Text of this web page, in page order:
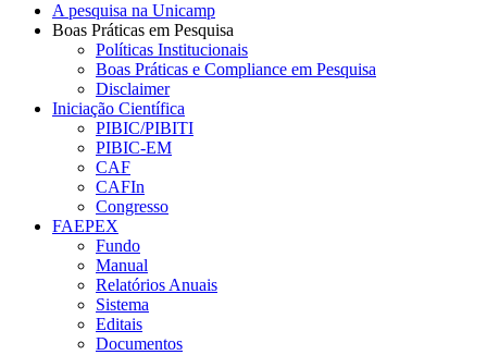
A pesquisa na Unicamp
Boas Práticas em Pesquisa
Políticas Institucionais
Boas Práticas e Compliance em Pesquisa
Disclaimer
Iniciação Científica
PIBIC/PIBITI
PIBIC-EM
CAF
CAFIn
Congresso
FAEPEX
Fundo
Manual
Relatórios Anuais
Sistema
Editais
Documentos